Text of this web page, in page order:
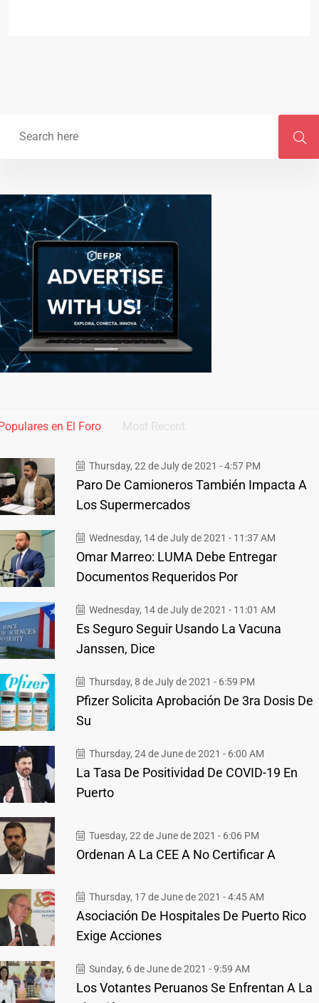
en El Foro Most Recent
Thursday, 22 de July de 2021 - 4:57 PM
Paro De Camioneros También Impacta A
Los Supermercados
Wednesday, 14 de July de 2021 - 11:37 AM
Omar Marreo: LUMA Debe Entregar
Documentos Requeridos Por
Wednesday, 14 de July de 2021 - 11:01 AM
Es Seguro Seguir Usando La Vacuna
Janssen, Dice
Thursday, 8 de July de 2021 - 6:59 PM
Pfizer Solicita Aprobación De 3ra Dosis De
Su
Thursday, 24 de June de 2021 - 6:00 AM
La Tasa De Positividad De COVID-19 En
Puerto
Tuesday, 22 de June de 2021 - 6:06 PM
Ordenan A La CEE A No Certificar A
Thursday, 17 de June de 2021 - 4:45 AM
Asociación De Hospitales De Puerto Rico
Exige Acciones
Sunday, 6 de June de 2021 - 9:59 AM
Los Votantes Peruanos Se Enfrentan A La